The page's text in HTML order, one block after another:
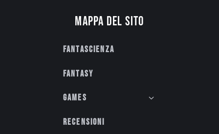
Mappa del sito
Fantascienza
Fantasy
Games
Recensioni